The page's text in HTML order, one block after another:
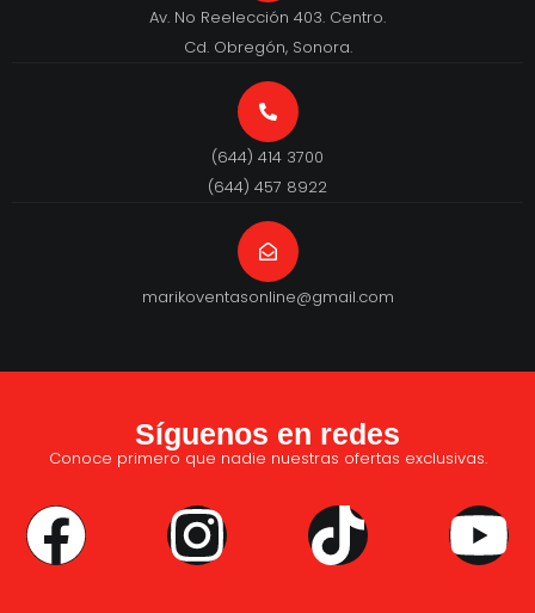
Av. No Reelección 403. Centro.
Cd. Obregón, Sonora.
(644) 414 3700
(644) 457 8922
marikoventasonline@gmail.com
Síguenos en redes
Conoce primero que nadie nuestras ofertas exclusivas.